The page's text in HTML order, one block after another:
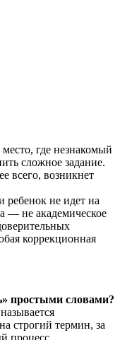
где незнакомый
сложное задание.
всего, возникнет
ребенок не идет на
— не академическое
коррекционная
простыми словами?
строгий термин, за
процесс.